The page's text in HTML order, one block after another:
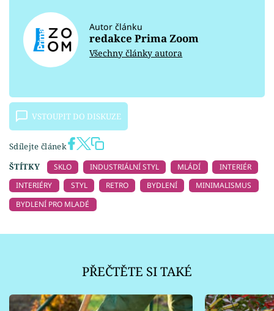
Autor článku
redakce Prima Zoom
Všechny články autora
VSTOUPIT DO DISKUZE
Sdílejte článek
ŠTÍTKY
SKLO INDUSTRIÁLNÍ STYL MLÁDÍ
INTERIÉR
INTERIÉRY
STYL RETRO BYDLENÍ
MINIMALISMUS
BYDLENÍ PRO MLADÉ
PŘEČTĚTE SI TAKÉ